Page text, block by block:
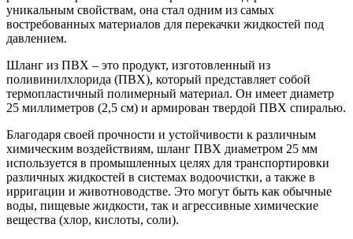
уникальным свойствам, она стал одним из самых
востребованных материалов для перекачки жидкостей под
давлением.
Шланг из ПВХ – это продукт, изготовленный из
поливинилхлорида (ПВХ), который представляет собой
термопластичный полимерный материал. Он имеет диаметр
25 миллиметров (2,5 см) и армирован твердой ПВХ спиралью.
Благодаря своей прочности и устойчивости к различным
химическим воздействиям, шланг ПВХ диаметром 25 мм
используется в промышленных целях для транспортировки
различных жидкостей в системах водоочистки, а также в
ирригации и животноводстве. Это могут быть как обычные
воды, пищевые жидкости, так и агрессивные химические
вещества (хлор, кислоты, соли).